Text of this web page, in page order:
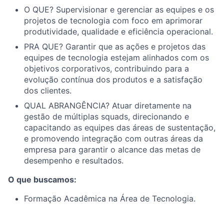
O QUE? Supervisionar e gerenciar as equipes e os
projetos de tecnologia com foco em aprimorar
produtividade, qualidade e eficiência operacional.
PRA QUE? Garantir que as ações e projetos das
equipes de tecnologia estejam alinhados com os
objetivos corporativos, contribuindo para a
evolução contínua dos produtos e a satisfação
dos clientes.
QUAL ABRANGÊNCIA? Atuar diretamente na
gestão de múltiplas squads, direcionando e
capacitando as equipes das áreas de sustentação,
e promovendo integração com outras áreas da
empresa para garantir o alcance das metas de
desempenho e resultados.
O que buscamos:
Formação Acadêmica na Área de Tecnologia.